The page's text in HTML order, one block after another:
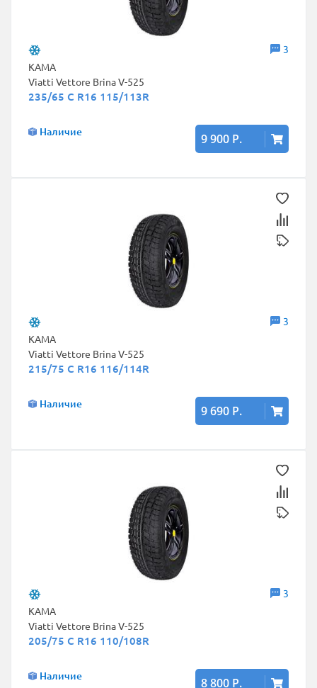
3
КАМА
Viatti Vettore Brina V-525
235/65 C R16 115/113R
Наличие 9 900 Р.
3
КАМА
Viatti Vettore Brina V-525
215/75 C R16 116/114R
Наличие 9 690 Р.
3
КАМА
Viatti Vettore Brina V-525
205/75 C R16 110/108R
Наличие 8 800 Р.